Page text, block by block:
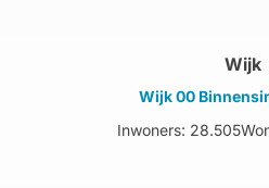
Wijk
Wijk 00
Inwoners: 28.505